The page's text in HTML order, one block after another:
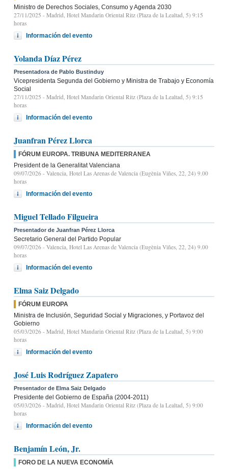
Ministro de Derechos Sociales, Consumo y Agenda 2030
27/11/2025 - Madrid, Hotel Mandarin Oriental Ritz (Plaza de la Lealtad, 5) 9:15
horas
Información del evento
Yolanda Díaz Pérez
Presentadora de Pablo Bustinduy
Vicepresidenta Segunda del Gobierno y Ministra de Trabajo y Economía
Social
27/11/2025 - Madrid, Hotel Mandarin Oriental Ritz (Plaza de la Lealtad, 5) 9:15
horas
Información del evento
Juanfran Pérez Llorca
FÓRUM EUROPA. TRIBUNA MEDITERRANEA
President de la Generalitat Valenciana
09/07/2026 - Valencia, Hotel Las Arenas de Valencia (Eugènia Viñes, 22, 24) 9.00
horas
Información del evento
Miguel Tellado Filgueira
Presentador de Juanfran Pérez Llorca
Secretario General del Partido Popular
09/07/2026 - Valencia, Hotel Las Arenas de Valencia (Eugènia Viñes, 22, 24) 9.00
horas
Información del evento
Elma Saiz Delgado
FÓRUM EUROPA
Ministra de Inclusión, Seguridad Social y Migraciones, y Portavoz del
Gobierno
05/03/2026 - Madrid, Hotel Mandarin Oriental Ritz (Plaza de la Lealtad, 5) 9:00
horas
Información del evento
José Luis Rodríguez Zapatero
Presentador de Elma Saiz Delgado
Presidente del Gobierno de España (2004-2011)
05/03/2026 - Madrid, Hotel Mandarin Oriental Ritz (Plaza de la Lealtad, 5) 9:00
horas
Información del evento
Benjamín León, Jr.
FORO DE LA NUEVA ECONOMÍA